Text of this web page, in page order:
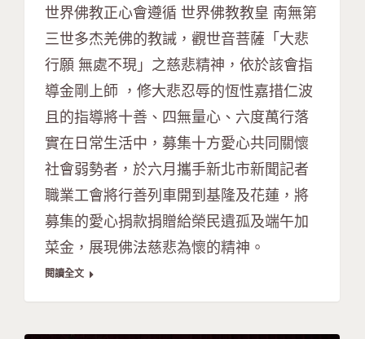
世界佛教正心會遵循 世界佛教教皇 南無第
三世多杰羌佛的教誡，觀世音菩薩「大悲
行願 無處不現」之慈悲精神，依於該會指
導金剛上師 ，修大悲忍辱的恆性嘉措仁波
且的指導將十善、四無量心、六度萬行落
實在日常生活中，募集十方愛心共同關懷
社會弱勢者，於六月攜手新北市新聞記者
職業工會將行善列車開到基隆及花蓮，將
募集的愛心捐款捐贈給榮民遺孤及端午加
菜金，展現佛法慈悲為懷的精神。
閱讀全文